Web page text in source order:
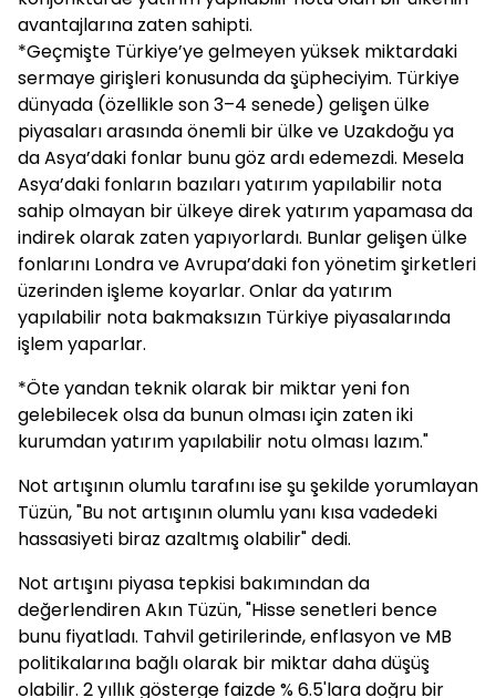
avantajlarına zaten sahipti.
*Geçmişte Türkiye’ye gelmeyen yüksek miktardaki
sermaye girişleri konusunda da şüpheciyim. Türkiye
dünyada (özellikle son 3–4 senede) gelişen ülke
piyasaları arasında önemli bir ülke ve Uzakdoğu ya
da Asya’daki fonlar bunu göz ardı edemezdi. Mesela
Asya’daki fonların bazıları yatırım yapılabilir nota
sahip olmayan bir ülkeye direk yatırım yapamasa da
indirek olarak zaten yapıyorlardı. Bunlar gelişen ülke
fonlarını Londra ve Avrupa’daki fon yönetim şirketleri
üzerinden işleme koyarlar. Onlar da yatırım
yapılabilir nota bakmaksızın Türkiye piyasalarında
işlem yaparlar.
*Öte yandan teknik olarak bir miktar yeni fon
gelebilecek olsa da bunun olması için zaten iki
kurumdan yatırım yapılabilir notu olması lazım."
Not artışının olumlu tarafını ise şu şekilde yorumlayan
Tüzün, "Bu not artışının olumlu yanı kısa vadedeki
hassasiyeti biraz azaltmış olabilir" dedi.
Not artışını piyasa tepkisi bakımından da
değerlendiren Akın Tüzün, "Hisse senetleri bence
bunu fiyatladı. Tahvil getirilerinde, enflasyon ve MB
politikalarına bağlı olarak bir miktar daha düşüş
olabilir. 2 yıllık gösterge faizde % 6.5'lara doğru bir